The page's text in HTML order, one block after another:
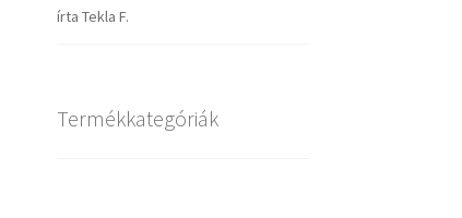
Értékelés:
írta Tekla F.
Termékkategóriák